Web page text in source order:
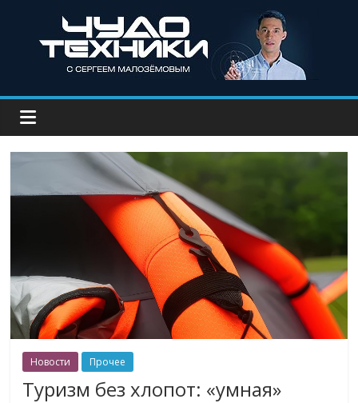
Новости Прочее
Туризм без хлопот: «умная»